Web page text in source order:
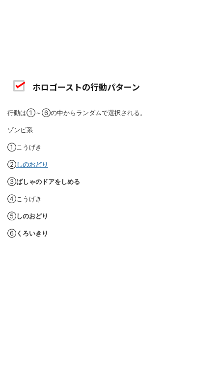
ホロゴーストの行動パターン
行動は①～⑥の中からランダムで選択される。
ゾンビ系
①こうげき
②しのおどり
③ばしゃのドアをしめる
④こうげき
⑤しのおどり
⑥くろいきり